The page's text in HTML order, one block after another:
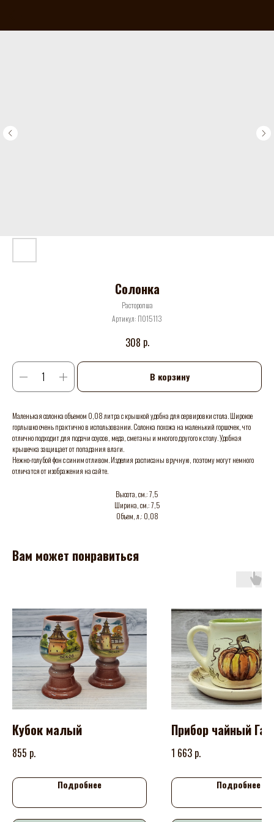
Солонка
Расторопша
Артикул: П015113
308 р.
В корзину
Маленькая солонка объемом 0,08 литра с крышкой удобна для сервировки стола. Широкое
горлышко очень практично в использовании. Солонка похожа на маленький горшочек, что
отлично подходит для подачи соусов, меда, сметаны и многого другого к столу. Удобная
крышечка защищает от попадания влаги.
Нежно-голубой фон с синим отливом. Изделия расписаны вручную, поэтому могут немного
отличатся от изображения на сайте.
Высота, см.: 7,5
Ширина, см.: 7,5
Объем, л.: 0,08
Вам может понравиться
Кубок малый
855 р.
Подробнее
Прибор чайный
1 663 р.
Подробнее